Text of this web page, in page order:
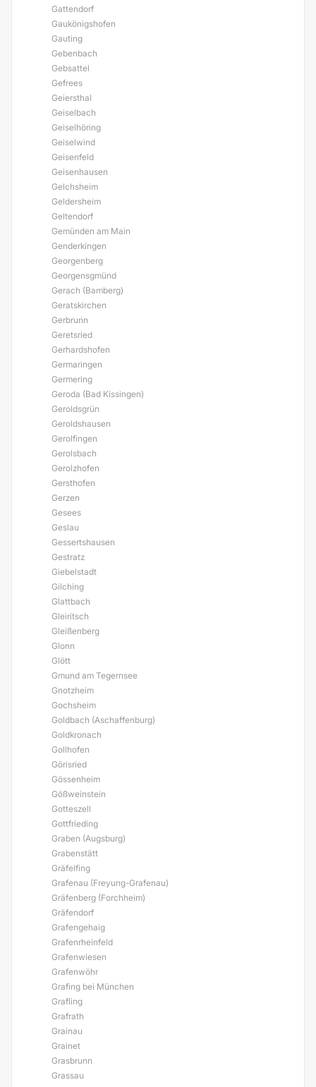
Gattendorf
Gaukönigshofen
Gauting
Gebenbach
Gebsattel
Gefrees
Geiersthal
Geiselbach
Geiselhöring
Geiselwind
Geisenfeld
Geisenhausen
Gelchsheim
Geldersheim
Geltendorf
Gemünden am Main
Genderkingen
Georgenberg
Georgensgmünd
Gerach (Bamberg)
Geratskirchen
Gerbrunn
Geretsried
Gerhardshofen
Germaringen
Germering
Geroda (Bad Kissingen)
Geroldsgrün
Geroldshausen
Gerolfingen
Gerolsbach
Gerolzhofen
Gersthofen
Gerzen
Gesees
Geslau
Gessertshausen
Gestratz
Giebelstadt
Gilching
Glattbach
Gleiritsch
Gleißenberg
Glonn
Glött
Gmund am Tegernsee
Gnotzheim
Gochsheim
Goldbach (Aschaffenburg)
Goldkronach
Gollhofen
Görisried
Gössenheim
Gößweinstein
Gotteszell
Gottfrieding
Graben (Augsburg)
Grabenstätt
Gräfelfing
Grafenau (Freyung-Grafenau)
Gräfenberg (Forchheim)
Gräfendorf
Grafengehaig
Grafenrheinfeld
Grafenwiesen
Grafenwöhr
Grafing bei München
Grafling
Grafrath
Grainau
Grainet
Grasbrunn
Grassau